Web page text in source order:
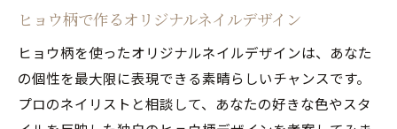
ヒョウ柄で作るオリジナルネイルデザイン
ヒョウ柄を使ったオリジナルネイルデザインは、あなた
の個性を最大限に表現できる素晴らしいチャンスです。
プロのネイリストと相談して、あなたの好きな色やスタ